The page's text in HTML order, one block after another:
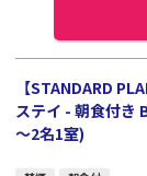
【STANDARD
ステイ - 朝食付
～2名1室)